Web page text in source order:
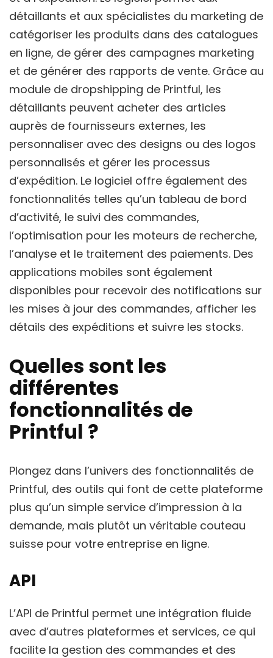
détaillants et aux spécialistes du marketing de
catégoriser les produits dans des catalogues
en ligne, de gérer des campagnes marketing
et de générer des rapports de vente. Grâce au
module de dropshipping de Printful, les
détaillants peuvent acheter des articles
auprès de fournisseurs externes, les
personnaliser avec des designs ou des logos
personnalisés et gérer les processus
d’expédition. Le logiciel offre également des
fonctionnalités telles qu’un tableau de bord
d’activité, le suivi des commandes,
l’optimisation pour les moteurs de recherche,
l’analyse et le traitement des paiements. Des
applications mobiles sont également
disponibles pour recevoir des notifications sur
les mises à jour des commandes, afficher les
détails des expéditions et suivre les stocks.
Quelles sont les
différentes
fonctionnalités de
Printful ?
Plongez dans l’univers des fonctionnalités de
Printful, des outils qui font de cette plateforme
plus qu’un simple service d’impression à la
demande, mais plutôt un véritable couteau
suisse pour votre entreprise en ligne.
API
L’API de Printful permet une intégration fluide
avec d’autres plateformes et services, ce qui
facilite la gestion des commandes et des